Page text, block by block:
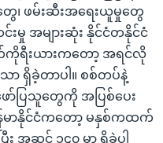
၊ ဖမ်းဆီးအရေးယူမှုတွေ
မှု အများဆုံး နိုင်ငံတနိုင်ငံ
က်ကိုရီးယားကတော့ အရင်လို
ာ ရှိခဲ့တာပါ။ စစ်တပ်နဲ့
ာ်ပြသူတွေကို အပြစ်ပေး
ာနိုင်ငံကတော့ မနှစ်ကထက်
အဆင့် ၁၄၀ မှာ ရှိခဲ့ပါ